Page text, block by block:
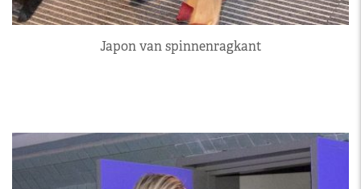
Japon van spinnenragkant